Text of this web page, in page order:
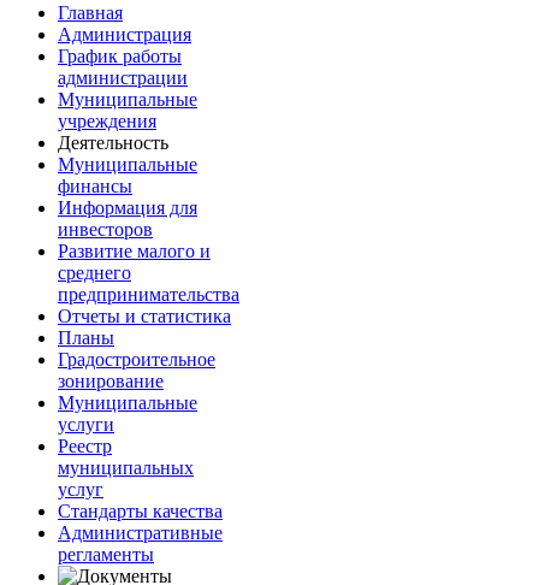
Главная
Администрация
График работы
администрации
Муниципальные
учреждения
Деятельность
Муниципальные
финансы
Информация для
инвесторов
Развитие малого и
среднего
предпринимательства
Отчеты и статистика
Планы
Градостроительное
зонирование
Муниципальные
услуги
Реестр
муниципальных
услуг
Стандарты качества
Административные
регламенты